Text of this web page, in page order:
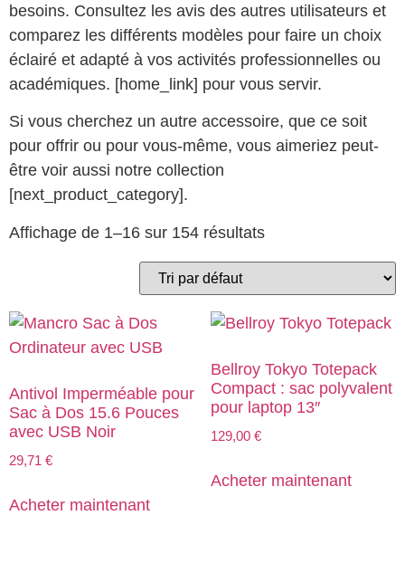
besoins. Consultez les avis des autres utilisateurs et
comparez les différents modèles pour faire un choix
éclairé et adapté à vos activités professionnelles ou
académiques. [home_link] pour vous servir.
Si vous cherchez un autre accessoire, que ce soit
pour offrir ou pour vous-même, vous aimeriez peut-
être voir aussi notre collection
[next_product_category].
Affichage de 1–16 sur 154 résultats
Antivol Imperméable pour
Sac à Dos 15.6 Pouces
avec USB Noir
29,71 €
Acheter maintenant
Bellroy Tokyo Totepack
Compact : sac polyvalent
pour laptop 13″
129,00 €
Acheter maintenant